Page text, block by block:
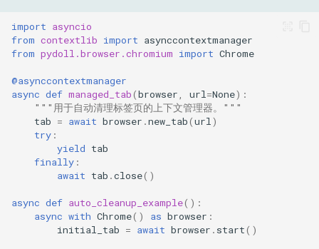
import asyncio
from contextlib import asynccontextmanager
from pydoll.browser.chromium import Chrome
@asynccontextmanager
async def managed_tab(browser, url=None):
"""用于自动清理标签页的上下文管理器。"""
tab = await browser .new_tab(url)
try :
yield tab
finally :
await tab .close()
async def auto_cleanup_example():
async with Chrome() as browser :
initial_tab = await browser . start()